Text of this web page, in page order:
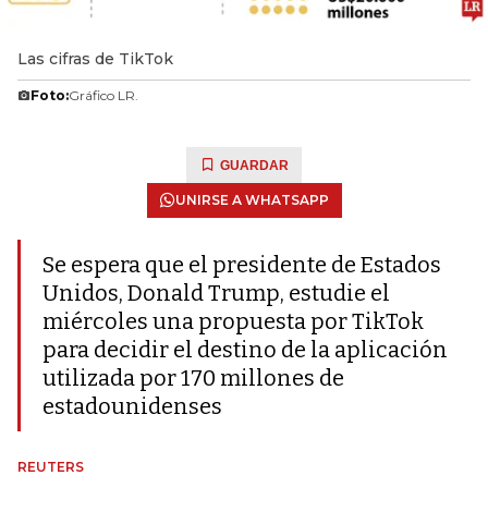
Las cifras de TikTok
Foto:Gráfico LR.
GUARDAR
UNIRSE A WHATSAPP
Se espera que el presidente de Estados
Unidos, Donald Trump, estudie el
miércoles una propuesta por TikTok
para decidir el destino de la aplicación
utilizada por 170 millones de
estadounidenses
REUTERS